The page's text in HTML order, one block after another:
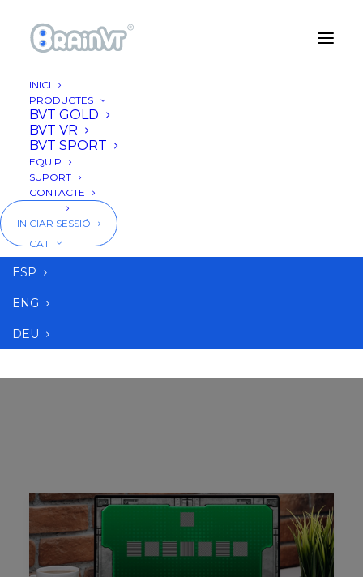
INICI
PRODUCTES
BVT GOLD
BVT VR
BVT SPORT
EQUIP
SUPORT
CONTACTE
INICIAR SESSIÓ
CAT
ESP
ENG
DEU
procedimientos